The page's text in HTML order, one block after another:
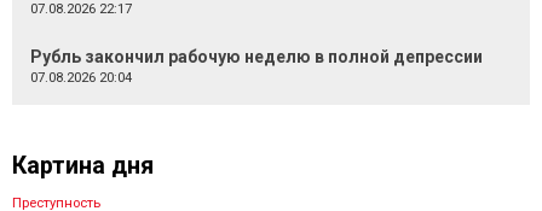
07.08.2026 22:17
Рубль закончил рабочую неделю в полной депрессии
07.08.2026 20:04
Картина дня
Преступность